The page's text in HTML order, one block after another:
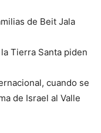
de Beit Jala
Tierra Santa piden
cuando se
de Israel al Valle